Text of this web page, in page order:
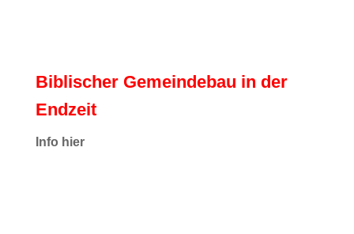
Biblischer Gemeindebau in der
Endzeit
Info hier